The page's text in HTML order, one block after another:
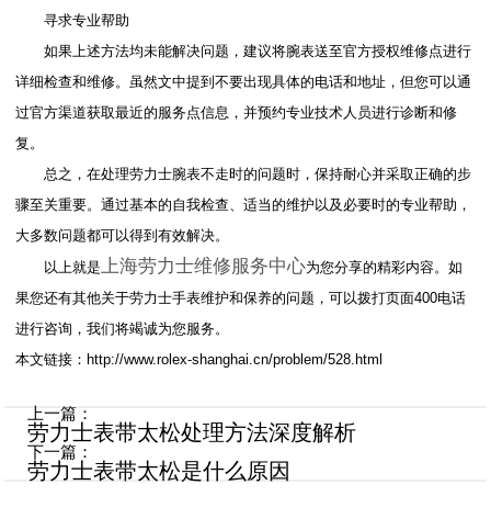
寻求专业帮助
如果上述方法均未能解决问题，建议将腕表送至官方授权维修点进行
详细检查和维修。虽然文中提到不要出现具体的电话和地址，但您可以通
过官方渠道获取最近的服务点信息，并预约专业技术人员进行诊断和修
复。
总之，在处理劳力士腕表不走时的问题时，保持耐心并采取正确的步
骤至关重要。通过基本的自我检查、适当的维护以及必要时的专业帮助，
大多数问题都可以得到有效解决。
以上就是上海劳力士维修服务中心为您分享的精彩内容。如
果您还有其他关于劳力士手表维护和保养的问题，可以拨打页面400电话
进行咨询，我们将竭诚为您服务。
本文链接：http://www.rolex-shanghai.cn/problem/528.html
上一篇：
劳力士表带太松处理方法深度解析
下一篇：
劳力士表带太松是什么原因